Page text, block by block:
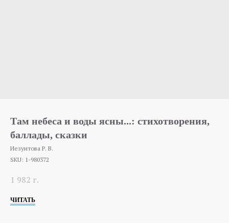
Там небеса и воды ясны...: стихотворения,
баллады, сказки
Иезуитова Р. В.
SKU: 1-980372
1 982 г.
ЧИТАТЬ